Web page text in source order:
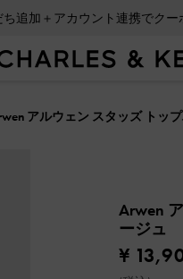
ち追加＋アカウント連携でクー
アルウェン スタッズ トッ
Arwen
ージュ
¥